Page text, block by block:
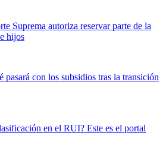
Suprema autoriza reservar parte de la
hijos
pasará con los subsidios tras la transición
en el RUI? Este es el portal